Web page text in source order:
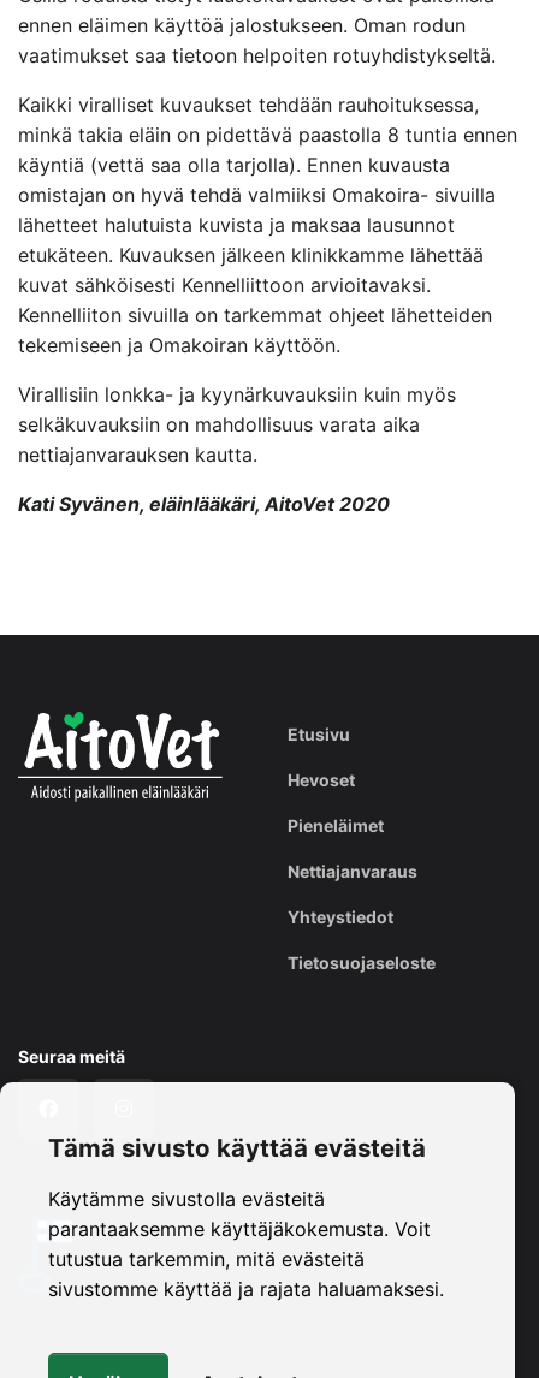
ennen eläimen käyttöä jalostukseen. Oman rodun
vaatimukset saa tietoon helpoiten rotuyhdistykseltä.
Kaikki viralliset kuvaukset tehdään rauhoituksessa,
minkä takia eläin on pidettävä paastolla 8 tuntia ennen
käyntiä (vettä saa olla tarjolla). Ennen kuvausta
omistajan on hyvä tehdä valmiiksi Omakoira- sivuilla
lähetteet halutuista kuvista ja maksaa lausunnot
etukäteen. Kuvauksen jälkeen klinikkamme lähettää
kuvat sähköisesti Kennelliittoon arvioitavaksi.
Kennelliiton sivuilla on tarkemmat ohjeet lähetteiden
tekemiseen ja Omakoiran käyttöön.
Virallisiin lonkka- ja kyynärkuvauksiin kuin myös
selkäkuvauksiin on mahdollisuus varata aika
nettiajanvarauksen kautta.
Kati Syvänen, eläinlääkäri, AitoVet 2020
Etusivu
Hevoset
Pieneläimet
Nettiajanvaraus
Yhteystiedot
Tietosuojaseloste
Seuraa meitä
Tämä sivusto käyttää evästeitä
Käytämme sivustolla evästeitä
parantaaksemme käyttäjäkokemusta. Voit
tutustua tarkemmin, mitä evästeitä
sivustomme käyttää ja rajata haluamaksesi.